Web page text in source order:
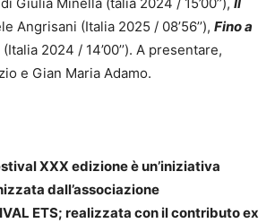
Angrisani (Italia 2025 / 08’56’’), Fino a
2024 / 14’00’’). A presentare,
e Gian Maria Adamo.
XXX edizione è un’iniziativa
dall’associazione
ETS; realizzata con il contributo ex